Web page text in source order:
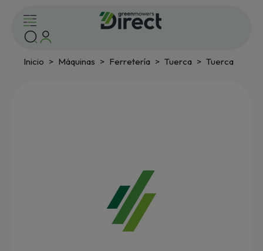
Inicio Máquinas Ferretería Tuerca Tuerca